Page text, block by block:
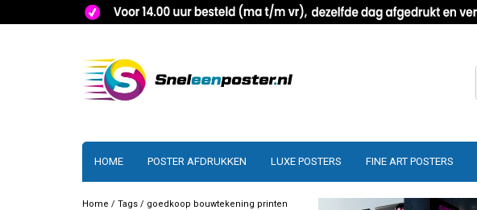
HOME POSTER AFDRUKKEN LUXE POSTERS FINE ART POSTERS
Home / Tags / goedkoop bouwtekening printen